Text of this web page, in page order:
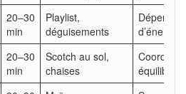
20–30
min
Playlist,
déguisements
Dépense
d’énergie
20–30
min
Scotch au sol,
chaises
équilibre